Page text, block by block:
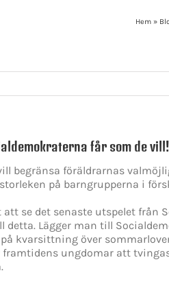
Hem »
får som de vill!
begränsa föräldrarnas
på barngrupperna i
se det senaste utspelet
Lägger man till
kvarsittning över
ungdomar att